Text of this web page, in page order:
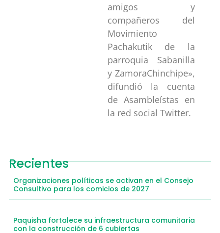
amigos y
compañeros del
Movimiento
Pachakutik de la
parroquia Sabanilla
y ZamoraChinchipe»,
difundió la cuenta
de Asambleístas en
la red social Twitter.
Recientes
Organizaciones políticas se activan en el Consejo
Consultivo para los comicios de 2027
Paquisha fortalece su infraestructura comunitaria
con la construcción de 6 cubiertas